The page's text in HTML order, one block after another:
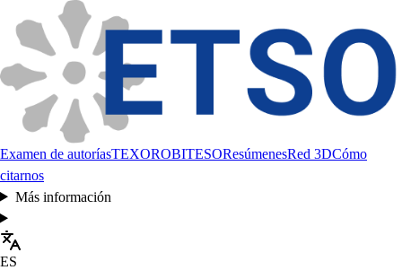
Examen de autoríasTEXOROBITESOResúmenesRed 3DCómo
citarnos
Más información
ES